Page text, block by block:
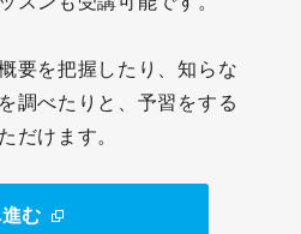
要を把握したり、知らな
調べたりと、予習をする
だけます。
む